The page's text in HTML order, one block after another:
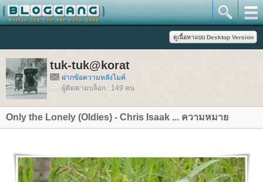
tuk-tuk@korat
ฝากข้อความหลังไมค์
ผู้ติดตามบล็อก : 149 คน
Only the Lonely (Oldies) - Chris Isaak ... ความหมา